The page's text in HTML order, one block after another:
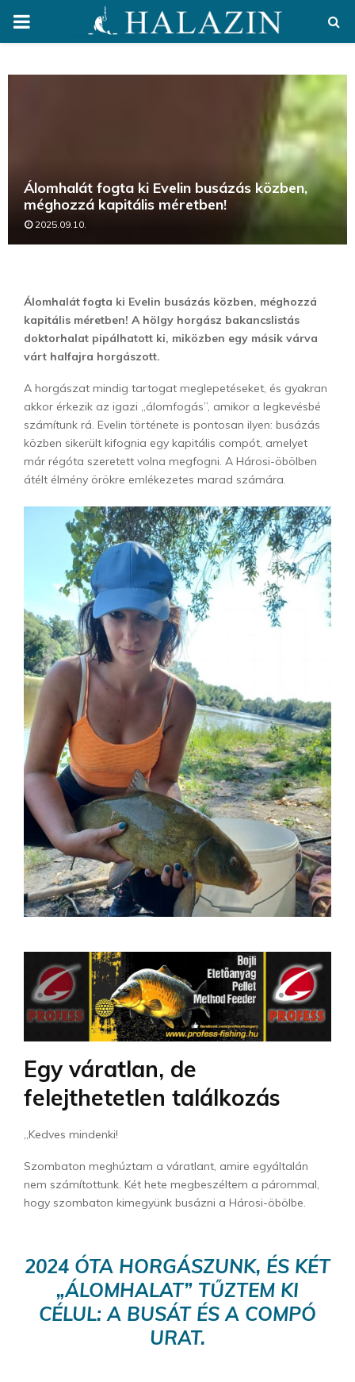
PRIMARY
Álomhalát fogta ki Evelin busázás közben,
méghozzá kapitális méretben!
2025.09.10.
Álomhalát fogta ki Evelin busázás közben, méghozzá
kapitális méretben! A hölgy horgász bakancslistás
doktorhalat pipálhatott ki, miközben egy másik várva
várt halfajra horgászott.
A horgászat mindig tartogat meglepetéseket, és gyakran
akkor érkezik az igazi „álomfogás”, amikor a legkevésbé
számítunk rá. Evelin története is pontosan ilyen: busázás
közben sikerült kifognia egy kapitális compót, amelyet
már régóta szeretett volna megfogni. A Hárosi-öbölben
átélt élmény örökre emlékezetes marad számára.
Egy váratlan, de
felejthetetlen találkozás
„Kedves mindenki!
Szombaton meghúztam a váratlant, amire egyáltalán
nem számítottunk. Két hete megbeszéltem a párommal,
hogy szombaton kimegyünk busázni a Hárosi-öbölbe.
2024 ÓTA HORGÁSZUNK, ÉS KÉT
„ÁLOMHALAT” TŰZTEM KI
CÉLUL: A BUSÁT ÉS A COMPÓ
URAT.